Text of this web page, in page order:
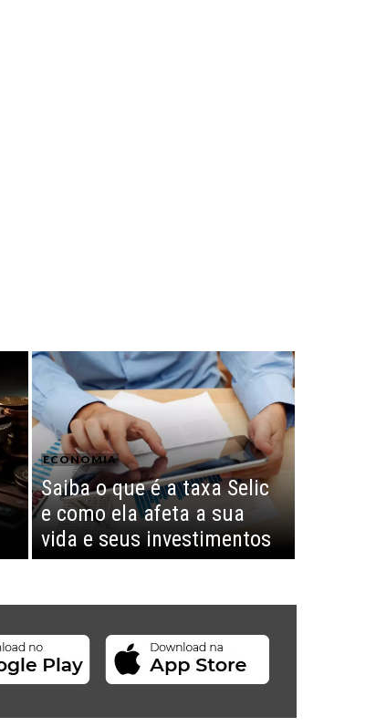
ECONOMIA
Saiba o que é a taxa Selic
e como ela afeta a sua
vida e seus investimentos